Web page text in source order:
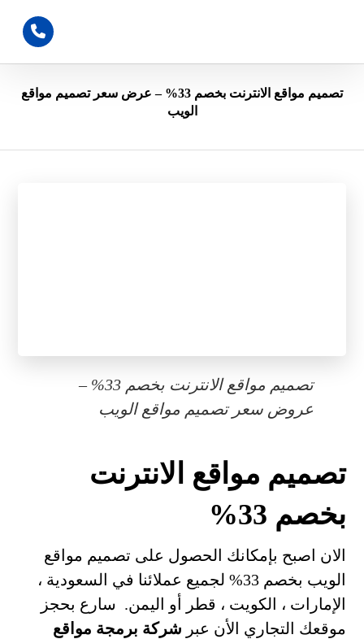
تصميم مواقع الانترنت بخصم 33% – عرض سعر تصميم مواقع
الويب
تصميم مواقع الانترنت بخصم 33% –
عروض سعر تصميم مواقع الويب
تصميم مواقع الانترنت
بخصم 33%
الان اصبح بإمكانك الحصول على تصميم مواقع
الويب بخصم 33% لجميع عملائنا في السعودية ،
الإمارات ، الكويت ، قطر أو اليمن. سارع بحجز
موقعك التجاري الأن عبر شركة برمجة مواقع